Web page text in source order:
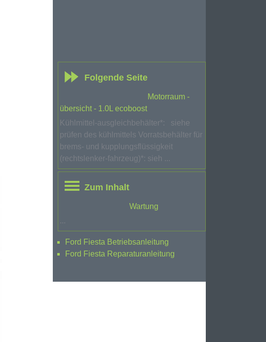
Folgende Seite
Motorraum -
übersicht - 1.0L ecoboost
Kühlmittel-ausgleichbehälter*: siehe
prüfen des kühlmittels Vorratsbehälter für
brems- und kupplungsflüssigkeit
(rechtslenker-fahrzeug)*: sieh ...
Zum Inhalt
Wartung
...
Ford Fiesta Betriebsanleitung
Ford Fiesta Reparaturanleitung